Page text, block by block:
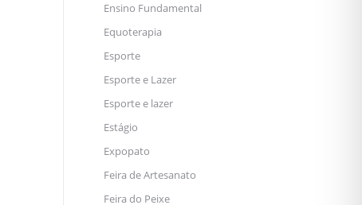
Ensino Fundamental
Equoterapia
Esporte
Esporte e Lazer
Esporte e lazer
Estágio
Expopato
Feira de Artesanato
Feira do Peixe